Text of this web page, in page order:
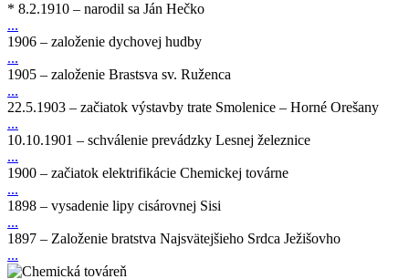
* 8.2.1910 – narodil sa Ján Hečko
...
1906 – založenie dychovej hudby
...
1905 – založenie Brastsva sv. Ruženca
...
22.5.1903 – začiatok výstavby trate Smolenice – Horné Orešany
...
10.10.1901 – schválenie prevádzky Lesnej železnice
...
1900 – začiatok elektrifikácie Chemickej továrne
...
1898 – vysadenie lipy cisárovnej Sisi
...
1897 – Založenie bratstva Najsvätejšieho Srdca Ježišovho
...